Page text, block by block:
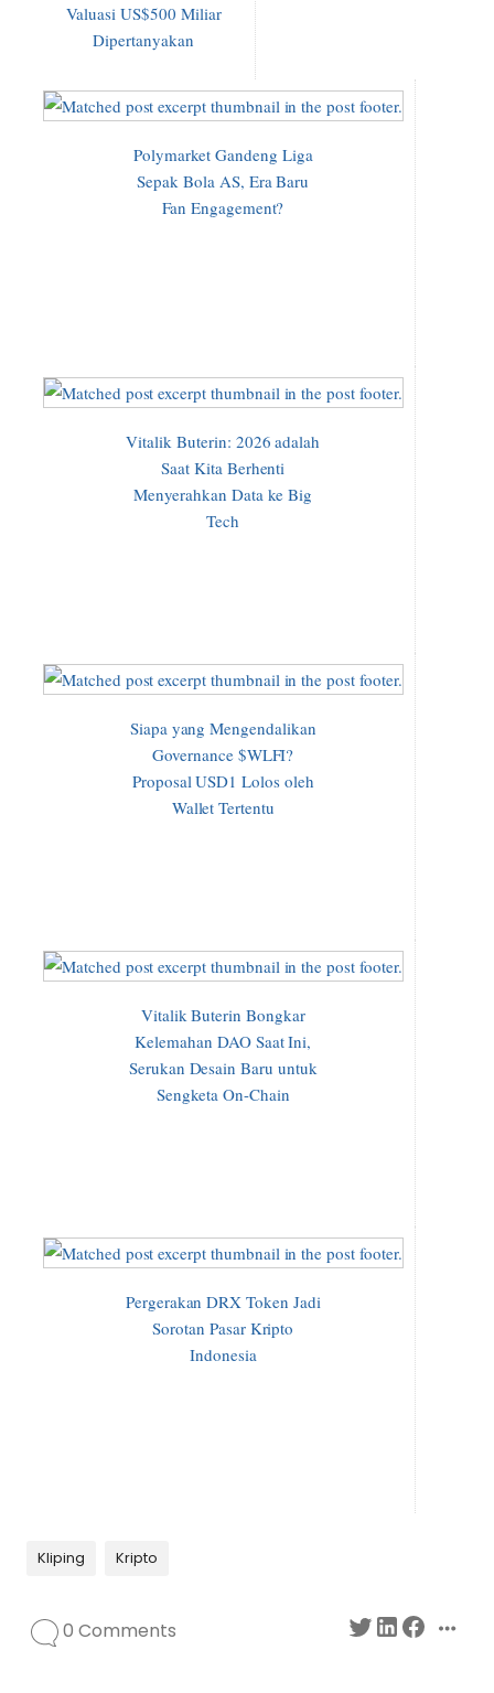
Valuasi US$500 Miliar
Dipertanyakan
Polymarket Gandeng Liga
Sepak Bola AS, Era Baru
Fan Engagement?
Vitalik Buterin: 2026 adalah
Saat Kita Berhenti
Menyerahkan Data ke Big
Tech
Siapa yang Mengendalikan
Governance $WLFI?
Proposal USD1 Lolos oleh
Wallet Tertentu
Vitalik Buterin Bongkar
Kelemahan DAO Saat Ini,
Serukan Desain Baru untuk
Sengketa On-Chain
Pergerakan DRX Token Jadi
Sorotan Pasar Kripto
Indonesia
Kliping Kripto
0 Comments